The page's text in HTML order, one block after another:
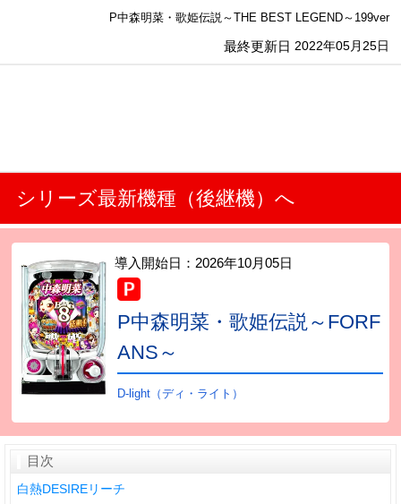
P中森明菜・歌姫伝説～THE BEST LEGEND～199ver
最終更新日 2022年05月25日
シリーズ最新機種（後継機）へ
導入開始日： 2026年10月05日
P中森明菜・歌姫伝説～FORF
ANS～
D-light（ディ・ライト）
目次
白熱DESIREリーチ